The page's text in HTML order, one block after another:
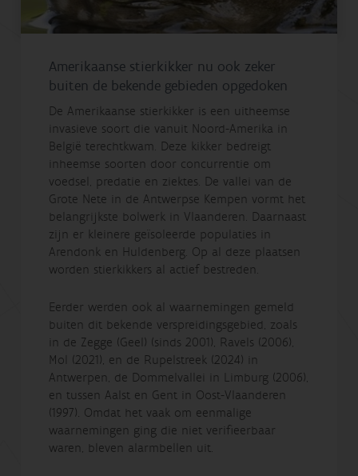
Amerikaanse stierkikker nu ook zeker
buiten de bekende gebieden opgedoken
De Amerikaanse stierkikker is een uitheemse
invasieve soort die vanuit Noord-Amerika in
België terechtkwam. Deze kikker bedreigt
inheemse soorten door concurrentie om
voedsel, predatie en ziektes. De vallei van de
Grote Nete in de Antwerpse Kempen vormt het
belangrijkste bolwerk in Vlaanderen. Daarnaast
zijn er kleinere geïsoleerde populaties in
Arendonk en Huldenberg. Op al deze plaatsen
worden stierkikkers al actief bestreden.
Eerder werden ook al waarnemingen gemeld
buiten dit bekende verspreidingsgebied, zoals
in de Zegge (Geel) (sinds 2001), Ravels (2006),
Mol (2021), en de Rupelstreek (2024) in
Antwerpen, de Dommelvallei in Limburg (2006),
en tussen Aalst en Gent in Oost-Vlaanderen
(1997). Omdat het vaak om eenmalige
waarnemingen ging die niet verifieerbaar
waren, bleven alarmbellen uit.